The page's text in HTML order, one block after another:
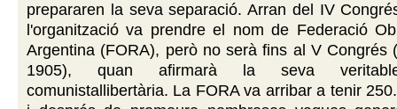
prepararen la seva separació. Arran del IV
l'organització va prendre el nom de Federació
Argentina (FORA), però no serà fins al V Congrés
1905), quan afirmarà la seva
comunistallibertària. La FORA va arribar a tenir